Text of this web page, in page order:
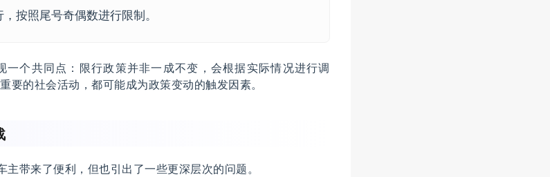
按照尾号奇偶数进行限制。
一个共同点：限行政策并非一成不变，会根据实际情况进行调
要的社会活动，都可能成为政策变动的触发因素。
主带来了便利，但也引出了一些更深层次的问题。